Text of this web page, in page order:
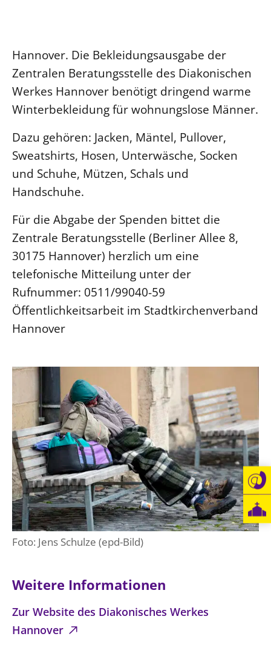
Hannover. Die Bekleidungsausgabe der
Zentralen Beratungsstelle des Diakonischen
Werkes Hannover benötigt dringend warme
Winterbekleidung für wohnungslose Männer.
Dazu gehören: Jacken, Mäntel, Pullover,
Sweatshirts, Hosen, Unterwäsche, Socken
und Schuhe, Mützen, Schals und
Handschuhe.
Für die Abgabe der Spenden bittet die
Zentrale Beratungsstelle (Berliner Allee 8,
30175 Hannover) herzlich um eine
telefonische Mitteilung unter der
Rufnummer: 0511/99040-59
Öffentlichkeitsarbeit im Stadtkirchenverband
Hannover
Foto: Jens Schulze (epd-Bild)
Weitere Informationen
Zur Website des Diakonisches Werkes
Hannover
LANDESKIRCHENAMT
Willkommen
Kollegium
Rechnungsprüfungsamt
Fachstelle Sexualisierte Gewalt
Beschwerdestellen
Gleichstellung
Datenschutz
Geschäftsstelle Landessynode
LANDESSYNODE
27. Landessynode
Kontakt
MITARBEIT
Ehrenamt
Beruf
Freie Stellen
BIBLIOTHEK & ARCHIV
SERVICE
Älterwerden im Pfarrberuf
Beteiligungsverfahren
Ephoralbüro
Fundraising
IT-Service
Glaubensbekenntnis
Positionen
Ökumene
Religionen
KLIMASCHUTZ
Nachhaltigkeit
Erneuerbare Energien
Mobilität
Gebäude
Kontakt
Barrierefreiheit
Presse
Freie Stellen
Suche